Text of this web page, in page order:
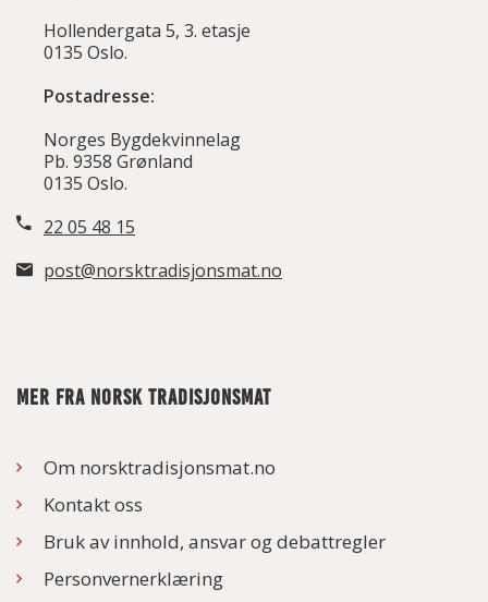
Hollendergata 5, 3. etasje
0135 Oslo.
Postadresse:
Norges Bygdekvinnelag
Pb. 9358 Grønland
0135 Oslo.
22 05 48 15
post@norsktradisjonsmat.no
MER FRA NORSK TRADISJONSMAT
Om norsktradisjonsmat.no
Kontakt oss
Bruk av innhold, ansvar og debattregler
Personvernerklæring